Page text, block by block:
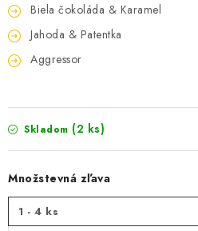
Biela čokoláda & Karamel
Jahoda & Patentka
Aggressor
Skladom (2 ks)
Množstevná zľava
1 - 4 ks